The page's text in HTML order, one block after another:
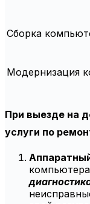
Сборка
Модернизация
При выезде на
услуги по